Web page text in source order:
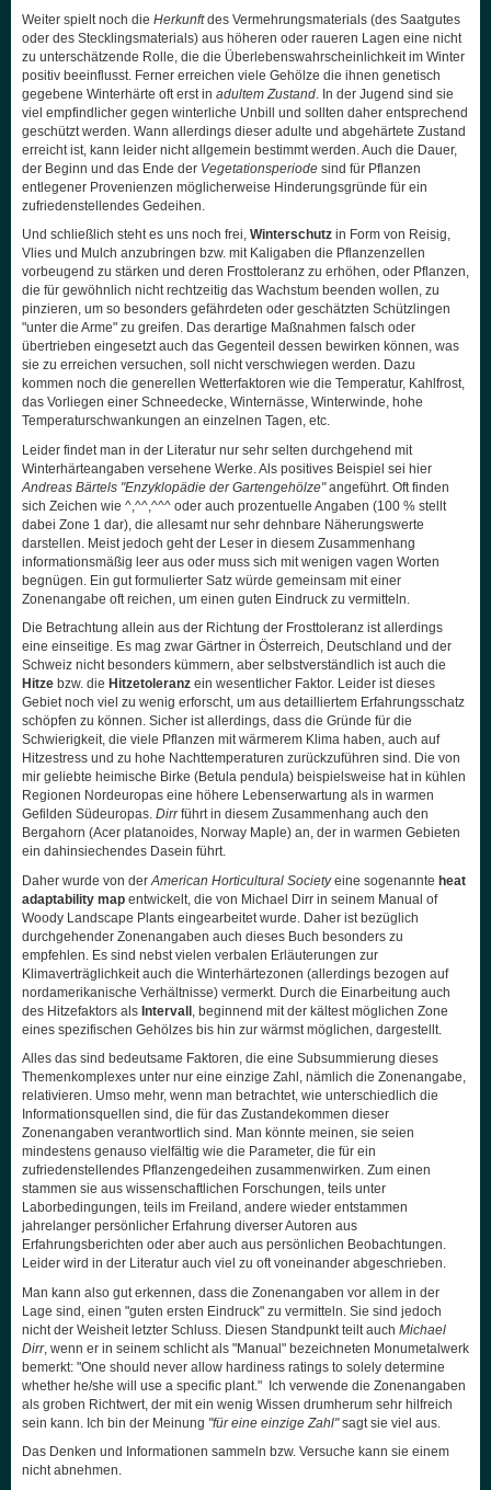
Weiter spielt noch die Herkunftdes Vermehrungsmaterials (des Saatgutes
oder des Stecklingsmaterials) aus höheren oder raueren Lagen eine nicht
zu unterschätzende Rolle, die die Überlebenswahrscheinlichkeit im Winter
positiv beeinflusst. Ferner erreichen viele Gehölze die ihnen genetisch
gegebene Winterhärte oft erst in adultem Zustand . In der Jugend sind sie
viel empfindlicher gegen winterliche Unbill und sollten daher entsprechend
geschützt werden. Wann allerdings dieser adulte und abgehärtete Zustand
erreicht ist, kann leider nicht allgemein bestimmt werden. Auch die Dauer,
der Beginn und das Ende der Vegetationsperiode sind für Pflanzen
entlegener Provenienzen möglicherweise Hinderungsgründe für ein
zufriedenstellendes Gedeihen.
Und schließlich steht es uns noch frei, Winterschutz in Form von Reisig,
Vlies und Mulch anzubringen bzw. mit Kaligaben die Pflanzenzellen
vorbeugend zu stärken und deren Frosttoleranz zu erhöhen, oder Pflanzen,
die für gewöhnlich nicht rechtzeitig das Wachstum beenden wollen, zu
pinzieren, um so besonders gefährdeten oder geschätzten Schützlingen
"unter die Arme" zu greifen. Das derartige Maßnahmen falsch oder
übertrieben eingesetzt auch das Gegenteil dessen bewirken können, was
sie zu erreichen versuchen, soll nicht verschwiegen werden. Dazu
kommen noch die generellen Wetterfaktoren wie die Temperatur, Kahlfrost,
das Vorliegen einer Schneedecke, Winternässe, Winterwinde, hohe
Temperaturschwankungen an einzelnen Tagen, etc.
Leider findet man in der Literatur nur sehr selten durchgehend mit
Winterhärteangaben versehene Werke. Als positives Beispiel sei hier
Andreas Bärtels "Enzyklopädie der Gartengehölze"angeführt. Oft finden
sich Zeichen wie ^,^^,^^^ oder auch prozentuelle Angaben (100 % stellt
dabei Zone 1 dar), die allesamt nur sehr dehnbare Näherungswerte
darstellen. Meist jedoch geht der Leser in diesem Zusammenhang
informationsmäßig leer aus oder muss sich mit wenigen vagen Worten
begnügen. Ein gut formulierter Satz würde gemeinsam mit einer
Zonenangabe oft reichen, um einen guten Eindruck zu vermitteln.
Die Betrachtung allein aus der Richtung der Frosttoleranz ist allerdings
eine einseitige. Es mag zwar Gärtner in Österreich, Deutschland und der
Schweiz nicht besonders kümmern, aber selbstverständlich ist auch die
Hitze bzw. die Hitzetoleranz ein wesentlicher Faktor. Leider ist dieses
Gebiet noch viel zu wenig erforscht, um aus detailliertem Erfahrungsschatz
schöpfen zu können. Sicher ist allerdings, dass die Gründe für die
Schwierigkeit, die viele Pflanzen mit wärmerem Klima haben, auch auf
Hitzestress und zu hohe Nachttemperaturen zurückzuführen sind. Die von
mir geliebte heimische Birke (Betula pendula) beispielsweise hat in kühlen
Regionen Nordeuropas eine höhere Lebenserwartung als in warmen
Gefilden Südeuropas. Dirrführt in diesem Zusammenhang auch den
Bergahorn (Acer platanoides, Norway Maple) an, der in warmen Gebieten
ein dahinsiechendes Dasein führt.
Daher wurde von der American Horticultural Societyeine sogenannte heat
adaptability map entwickelt, die von Michael Dirr in seinem Manual of
Woody Landscape Plants eingearbeitet wurde. Daher ist bezüglich
durchgehender Zonenangaben auch dieses Buch besonders zu
empfehlen. Es sind nebst vielen verbalen Erläuterungen zur
Klimaverträglichkeit auch die Winterhärtezonen (allerdings bezogen auf
nordamerikanische Verhältnisse) vermerkt. Durch die Einarbeitung auch
des Hitzefaktors als Intervall , beginnend mit der kältest möglichen Zone
eines spezifischen Gehölzes bis hin zur wärmst möglichen, dargestellt.
Alles das sind bedeutsame Faktoren, die eine Subsummierung dieses
Themenkomplexes unter nur eine einzige Zahl, nämlich die Zonenangabe,
relativieren. Umso mehr, wenn man betrachtet, wie unterschiedlich die
Informationsquellen sind, die für das Zustandekommen dieser
Zonenangaben verantwortlich sind. Man könnte meinen, sie seien
mindestens genauso vielfältig wie die Parameter, die für ein
zufriedenstellendes Pflanzengedeihen zusammenwirken. Zum einen
stammen sie aus wissenschaftlichen Forschungen, teils unter
Laborbedingungen, teils im Freiland, andere wieder entstammen
jahrelanger persönlicher Erfahrung diverser Autoren aus
Erfahrungsberichten oder aber auch aus persönlichen Beobachtungen.
Leider wird in der Literatur auch viel zu oft voneinander abgeschrieben.
Man kann also gut erkennen, dass die Zonenangaben vor allem in der
Lage sind, einen "guten ersten Eindruck" zu vermitteln. Sie sind jedoch
nicht der Weisheit letzter Schluss. Diesen Standpunkt teilt auch Michael
Dirr, wenn er in seinem schlicht als "Manual" bezeichneten Monumetalwerk
bemerkt: "One should never allow hardiness ratings to solely determine
whether he/she will use a specific plant." Ich verwende die Zonenangaben
als groben Richtwert, der mit ein wenig Wissen drumherum sehr hilfreich
sein kann. Ich bin der Meinung "für eine einzige Zahl"sagt sie viel aus.
Das Denken und Informationen sammeln bzw. Versuche kann sie einem
nicht abnehmen.